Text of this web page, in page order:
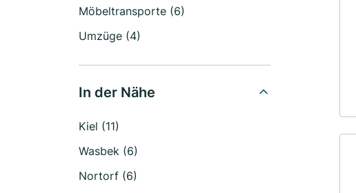
Möbeltransporte (6)
Umzüge (4)
In der Nähe
Kiel (11)
Wasbek (6)
Nortorf (6)